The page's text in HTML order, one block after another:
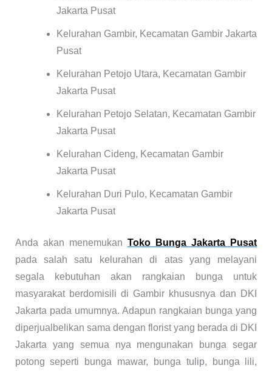
Jakarta Pusat
Kelurahan Gambir, Kecamatan Gambir Jakarta
Pusat
Kelurahan Petojo Utara, Kecamatan Gambir
Jakarta Pusat
Kelurahan Petojo Selatan, Kecamatan Gambir
Jakarta Pusat
Kelurahan Cideng, Kecamatan Gambir
Jakarta Pusat
Kelurahan Duri Pulo, Kecamatan Gambir
Jakarta Pusat
Anda akan menemukan Toko Bunga Jakarta Pusat
pada salah satu kelurahan di atas yang melayani
segala kebutuhan akan rangkaian bunga untuk
masyarakat berdomisili di Gambir khususnya dan DKI
Jakarta pada umumnya. Adapun rangkaian bunga yang
diperjualbelikan sama dengan florist yang berada di DKI
Jakarta yang semua nya mengunakan bunga segar
potong seperti bunga mawar, bunga tulip, bunga lili,